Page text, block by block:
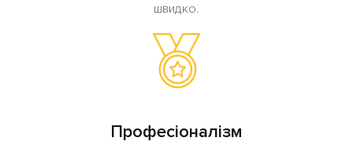
швидко.
Професіоналізм